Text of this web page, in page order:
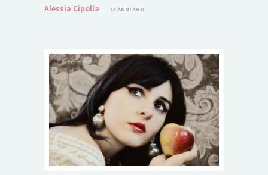
Alessia Cipolla
13 ANNI AGO